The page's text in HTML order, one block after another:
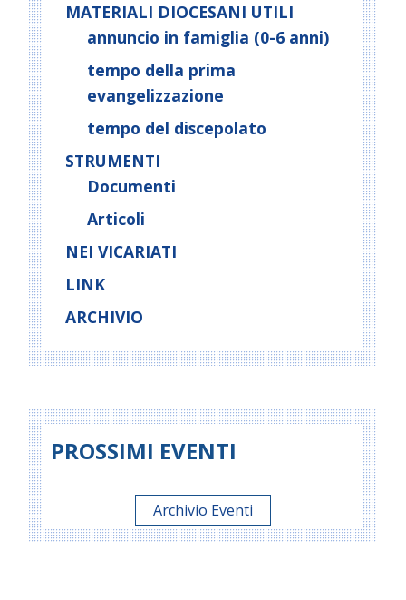
MATERIALI DIOCESANI UTILI
annuncio in famiglia (0-6 anni)
tempo della prima
evangelizzazione
tempo del discepolato
STRUMENTI
Documenti
Articoli
NEI VICARIATI
LINK
ARCHIVIO
PROSSIMI EVENTI
Archivio Eventi